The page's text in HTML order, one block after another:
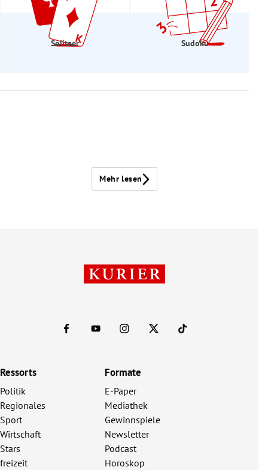
Solitaer Sudoku
Mehr lesen
Ressorts
Politik
Regionales
Sport
Wirtschaft
Stars
freizeit
Formate
E-Paper
Mediathek
Gewinnspiele
Newsletter
Podcast
Horoskop